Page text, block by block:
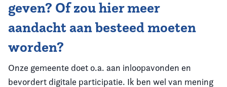
geven? Of zou hier meer
aandacht aan besteed moeten
worden?
Onze gemeente doet o.a. aan inloopavonden en
bevordert digitale participatie. Ik ben wel van mening